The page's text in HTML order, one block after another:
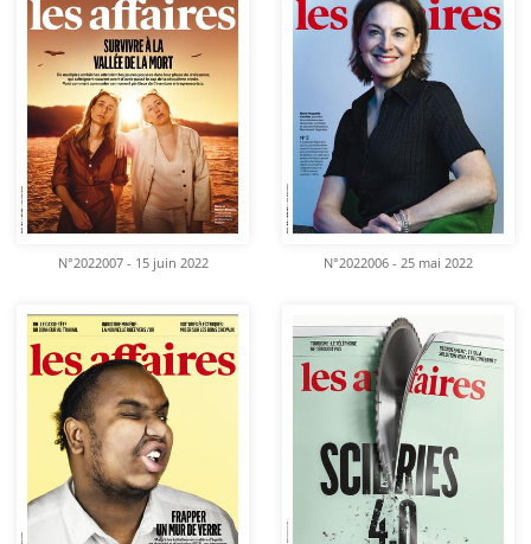
N°2022007 - 15 juin 2022 N°2022006 - 25 mai 2022